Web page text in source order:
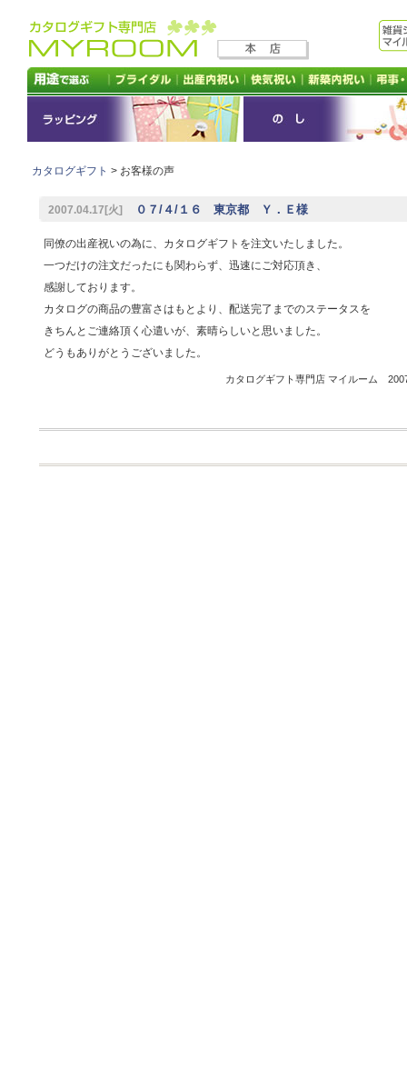
カタログギフト > お客様の声
2007.04.17[火] ０７/４/１６ 東京都 Ｙ．Ｅ様
同僚の出産祝いの為に、カタログギフトを注文いたしました。
一つだけの注文だったにも関わらず、迅速にご対応頂き、
感謝しております。
カタログの商品の豊富さはもとより、配送完了までのステータスを
きちんとご連絡頂く心遣いが、素晴らしいと思いました。
どうもありがとうございました。
カタログギフト専門店 マイルーム